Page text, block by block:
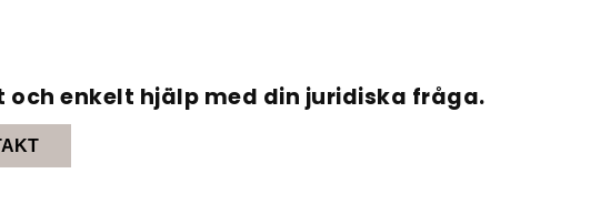
och enkelt hjälp med din juridiska fråga.